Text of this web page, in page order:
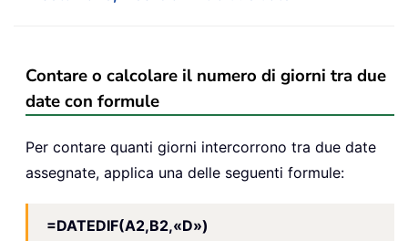
Contare o calcolare il numero di giorni tra due
date con formule
Per contare quanti giorni intercorrono tra due date
assegnate, applica una delle seguenti formule:
=DATEDIF(A2,B2,«D»)